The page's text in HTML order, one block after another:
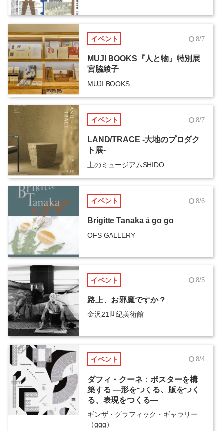
イベント 8/7
MUJI BOOKS『人と物』特別展
宮脇綾子
MUJI BOOKS
イベント 8/7
LAND/TRACE -大地のプロダク
ト展-
土のミュージアムSHIDO
イベント 8/6
Brigitte Tanaka ā go go
OFS GALLERY
イベント 8/5
路上、お邪魔ですか？
金沢21世紀美術館
イベント 8/4
ダフィ・クーネ：ポスターを構
築する ―形をつくる、版をつく
る、表現をつくる―
ギンザ・グラフィック・ギャラリー
（ggg）